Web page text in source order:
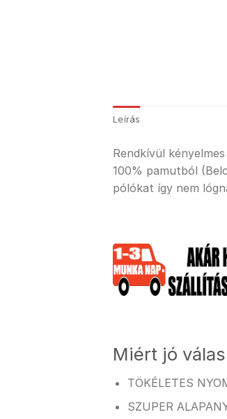
Leírás
Rendkívül
100% pamutból
pólókat így nem
Miért jó
TÖKÉLETES
SZUPER